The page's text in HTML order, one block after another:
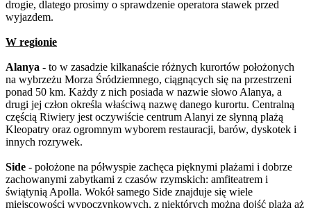
drogie, dlatego prosimy o sprawdzenie operatora stawek przed
wyjazdem.
W regionie
Alanya - to w zasadzie kilkanaście różnych kurortów położonych
na wybrzeżu Morza Śródziemnego, ciągnących się na przestrzeni
ponad 50 km. Każdy z nich posiada w nazwie słowo Alanya, a
drugi jej człon określa właściwą nazwę danego kurortu. Centralną
częścią Riwiery jest oczywiście centrum Alanyi ze słynną plażą
Kleopatry oraz ogromnym wyborem restauracji, barów, dyskotek i
innych rozrywek.
Side - położone na półwyspie zachęca pięknymi plażami i dobrze
zachowanymi zabytkami z czasów rzymskich: amfiteatrem i
świątynią Apolla. Wokół samego Side znajduje się wiele
miejscowości wypoczynkowych, z niektórych można dojść plażą aż